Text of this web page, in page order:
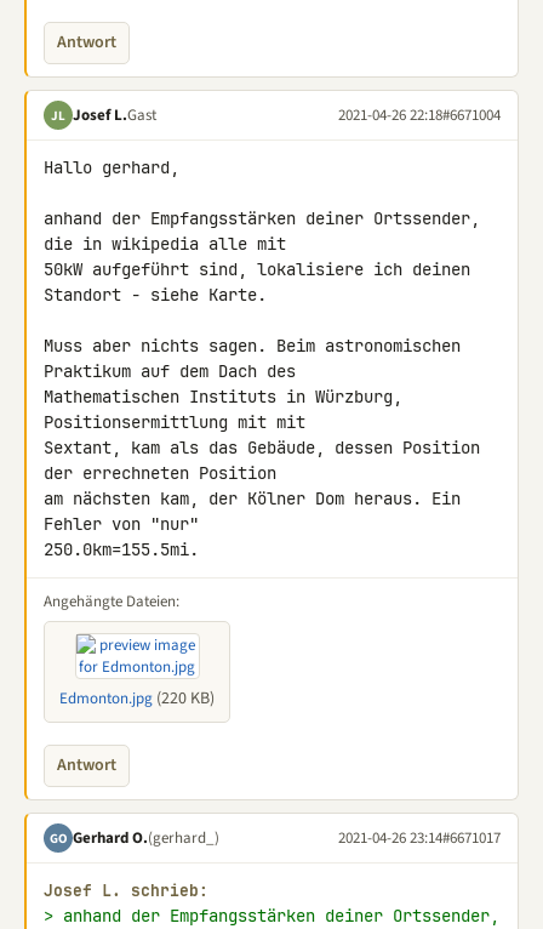
Antwort
JL Josef L.Gast 2021-04-26 22:18#6671004
Hallo gerhard,
anhand der Empfangsstärken deiner Ortssender,
die in wikipedia alle mit
50kW aufgeführt sind, lokalisiere ich deinen
Standort - siehe Karte.
Muss aber nichts sagen. Beim astronomischen
Praktikum auf dem Dach des
Mathematischen Instituts in Würzburg,
Positionsermittlung mit mit
Sextant, kam als das Gebäude, dessen Position
der errechneten Position
am nächsten kam, der Kölner Dom heraus. Ein
Fehler von "nur"
250.0km=155.5mi.
Angehängte Dateien:
Edmonton.jpg (220 KB)
Antwort
GO Gerhard O.(gerhard_) 2021-04-26 23:14#6671017
Josef L. schrieb:
> anhand der Empfangsstärken deiner Ortssender,